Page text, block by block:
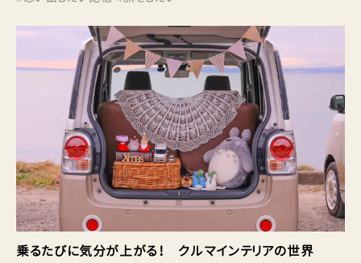
乗るたびに気分が上がる！ クルマインテリアの世界